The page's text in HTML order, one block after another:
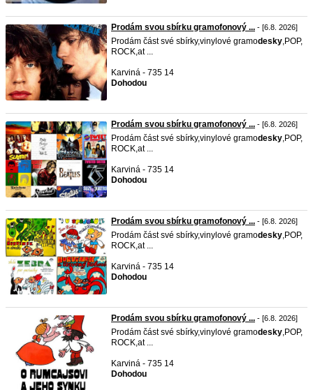
Prodám svou sbírku gramofonový ... - [6.8. 2026]
Prodám část své sbírky,vinylové gramodesky,POP,
ROCK,at ...
Karviná - 735 14
Dohodou
Prodám svou sbírku gramofonový ... - [6.8. 2026]
Prodám část své sbírky,vinylové gramodesky,POP,
ROCK,at ...
Karviná - 735 14
Dohodou
Prodám svou sbírku gramofonový ... - [6.8. 2026]
Prodám část své sbírky,vinylové gramodesky,POP,
ROCK,at ...
Karviná - 735 14
Dohodou
Prodám svou sbírku gramofonový ... - [6.8. 2026]
Prodám část své sbírky,vinylové gramodesky,POP,
ROCK,at ...
Karviná - 735 14
Dohodou